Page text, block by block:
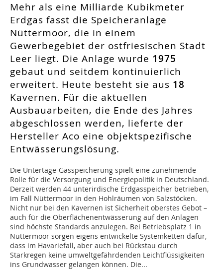
Mehr als eine Milliarde Kubikmeter
Erdgas fasst die Speicheranlage
Nüttermoor, die in einem
Gewerbegebiet der ostfriesischen Stadt
Leer liegt. Die Anlage wurde 1975
gebaut und seitdem kontinuierlich
erweitert. Heute besteht sie aus 18
Kavernen. Für die aktuellen
Ausbauarbeiten, die Ende des Jahres
abgeschlossen werden, lieferte der
Hersteller Aco eine objektspezifische
Entwässerungslösung.
Die Untertage-Gasspeicherung spielt eine zunehmende
Rolle für die Versorgung und Energiepolitik in Deutschland.
Derzeit werden 44 unterirdische Erdgasspeicher betrieben,
im Fall Nüttermoor in den Hohlräumen von Salzstöcken.
Nicht nur bei den Kavernen ist Sicherheit oberstes Gebot –
auch für die Oberflächenentwässerung auf den Anlagen
sind höchste Standards anzulegen. Bei Betriebsplatz 1 in
Nüttermoor sorgen eigens entwickelte Systemketten dafür,
dass im Havariefall, aber auch bei Rückstau durch
Starkregen keine umweltgefährdenden Leichtflüssigkeiten
ins Grundwasser gelangen können. Die...